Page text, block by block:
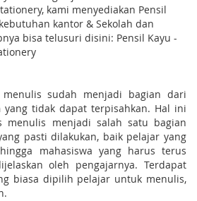
kami menyediakan Pensil
kantor & Sekolah dan
bisa telusuri disini: Pensil Kayu -
sudah menjadi bagian dari
yang tidak dapat terpisahkan. Hal ini
menulis menjadi salah satu bagian
pasti dilakukan, baik pelajar yang
mahasiswa yang harus terus
oleh pengajarnya. Terdapat
biasa dipilih pelajar untuk menulis,